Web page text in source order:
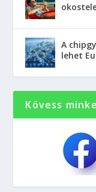
A
lehet
Kövess